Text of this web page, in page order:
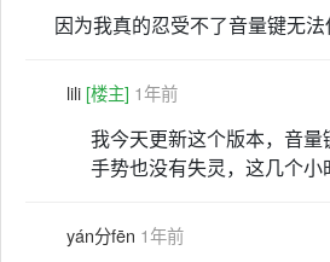
因为我真的忍受不了音量键无法
lili [楼主] 1年前
我今天更新这个版本，音
手势也没有失灵，这几个小
yán分fēn 1年前